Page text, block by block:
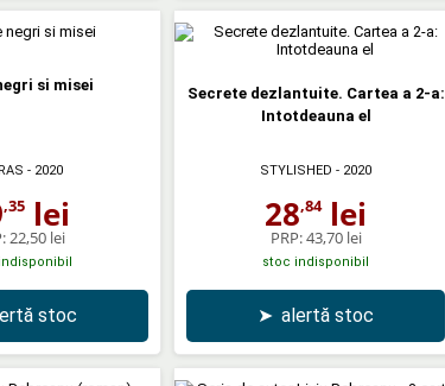
si misei
- 2020
,35 lei
22,50 lei
stoc
Secrete dezlantuite. Cartea a 2-a:
Intotdeauna el
STYLISHED - 2020
28,84lei
PRP:43,70 lei
stoc indisponibil
➤ alertă stoc